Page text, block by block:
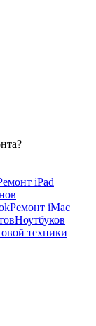
iPad
Ремонт iMac
Ноутбуков
техники